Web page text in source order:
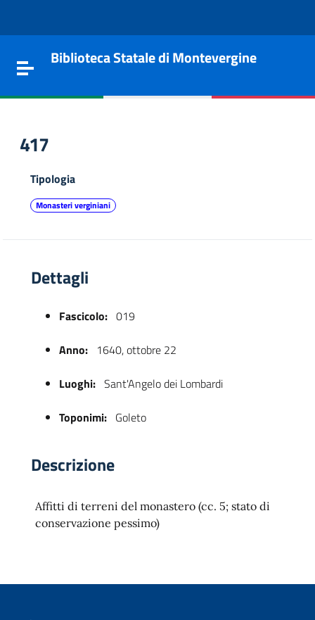
Toggle navigation
Biblioteca Statale di Montevergine
417
Tipologia
Monasteri verginiani
Dettagli
Fascicolo: 019
Anno: 1640, ottobre 22
Luoghi: Sant'Angelo dei Lombardi
Toponimi: Goleto
Descrizione
Affitti di terreni del monastero (cc. 5; stato di
conservazione pessimo)